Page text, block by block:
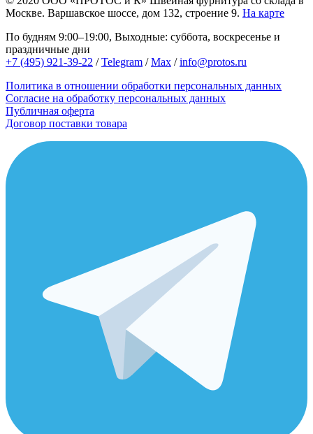
Москве. Варшавское шоссе, дом 132, строение 9. На карте
По будням 9:00–19:00, Выходные: суббота, воскресенье и
праздничные дни
+7 (495) 921-39-22 /Telegram /Max /info@protos.ru
Политика в отношении обработки персональных данных
Согласие на обработку персональных данных
Публичная оферта
Договор поставки товара